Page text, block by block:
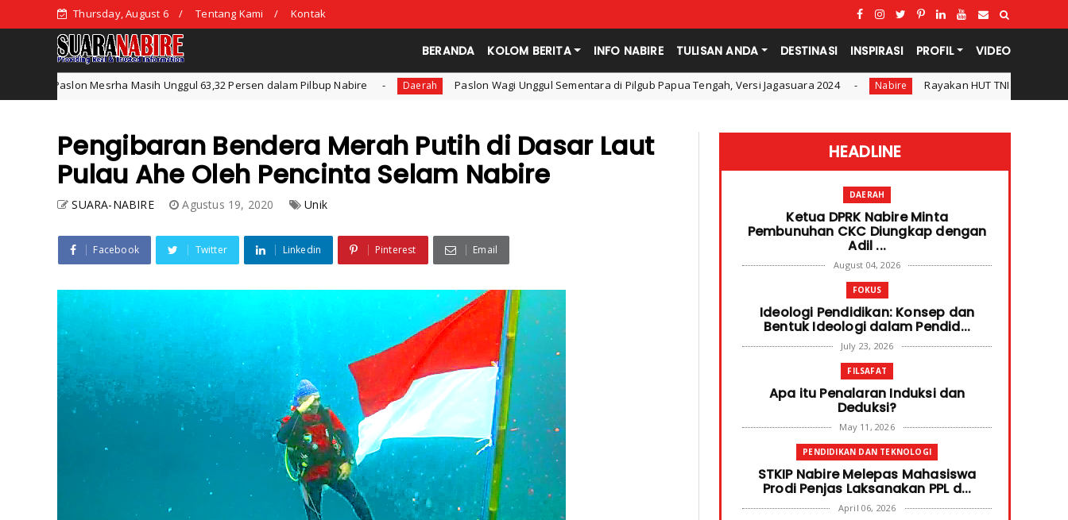
Thursday, August 6 Tentang Kami Kontak
BERANDA KOLOM BERITA INFO NABIRE TULISAN ANDA DESTINASI INSPIRASI PROFIL VIDEO
Masih Unggul 63,32 Persen dalam Pilbup Nabire Daerah Paslon Wagi Unggul Sementara di Pilgub Papua Tengah, Versi Jagasuara 2024 Nabire Rayakan HUT TNI ke-79. Dandim 1705 Nabire
Pengibaran Bendera Merah Putih di Dasar Laut
Pulau Ahe Oleh Pencinta Selam Nabire
SUARA-NABIRE Agustus 19, 2020 Unik
Facebook Twitter Linkedin Pinterest Email
HEADLINE
DAERAH
Ketua DPRK Nabire Minta
Pembunuhan CKC Diungkap dengan
Adil ...
August 04, 2026
FOKUS
Ideologi Pendidikan: Konsep dan
Bentuk Ideologi dalam Pendid...
July 23, 2026
FILSAFAT
Apa itu Penalaran Induksi dan
Deduksi?
May 11, 2026
PENDIDIKAN DAN TEKNOLOGI
STKIP Nabire Melepas Mahasiswa
Prodi Penjas Laksanakan PPL d...
April 06, 2026